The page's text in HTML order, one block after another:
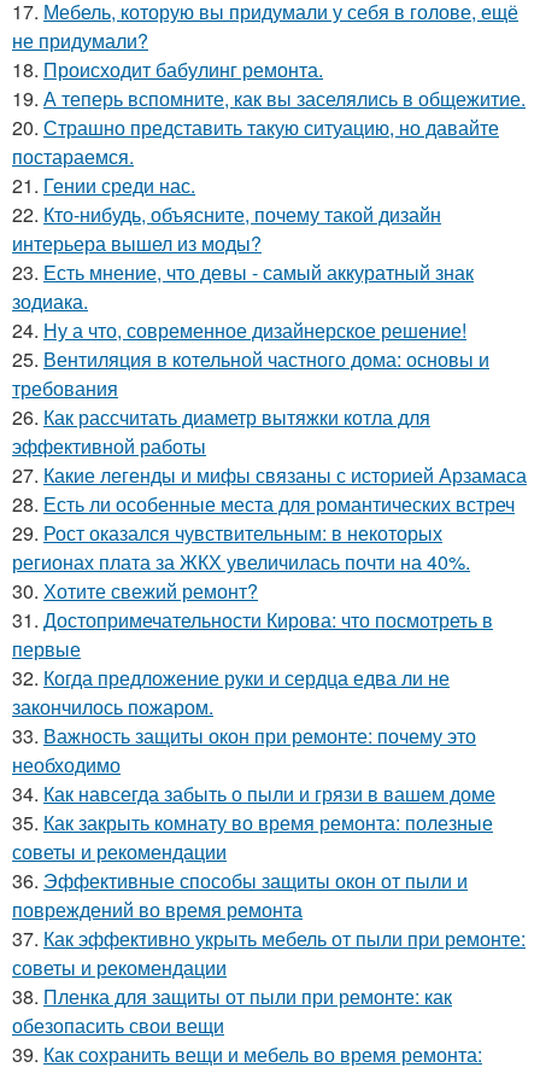
17. Мебель, которую вы придумали у себя в голове, ещё
не придумали?
18. Происходит бабулинг ремонта.
19. А теперь вспомните, как вы заселялись в общежитие.
20. Страшно представить такую ситуацию, но давайте
постараемся.
21. Гении среди нас.
22. Кто-нибудь, объясните, почему такой дизайн
интерьера вышел из моды?
23. Есть мнение, что девы - самый аккуратный знак
зодиака.
24. Ну а что, современное дизайнерское решение!
25. Вентиляция в котельной частного дома: основы и
требования
26. Как рассчитать диаметр вытяжки котла для
эффективной работы
27. Какие легенды и мифы связаны с историей Арзамаса
28. Есть ли особенные места для романтических встреч
29. Рост оказался чувствительным: в некоторых
регионах плата за ЖКХ увеличилась почти на 40%.
30. Хотите свежий ремонт?
31. Достопримечательности Кирова: что посмотреть в
первые
32. Когда предложение руки и сердца едва ли не
закончилось пожаром.
33. Важность защиты окон при ремонте: почему это
необходимо
34. Как навсегда забыть о пыли и грязи в вашем доме
35. Как закрыть комнату во время ремонта: полезные
советы и рекомендации
36. Эффективные способы защиты окон от пыли и
повреждений во время ремонта
37. Как эффективно укрыть мебель от пыли при ремонте:
советы и рекомендации
38. Пленка для защиты от пыли при ремонте: как
обезопасить свои вещи
39. Как сохранить вещи и мебель во время ремонта: